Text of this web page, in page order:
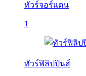
ทัวร์จอร์แดน
1
ทัวร์ฟิลิปปินส์